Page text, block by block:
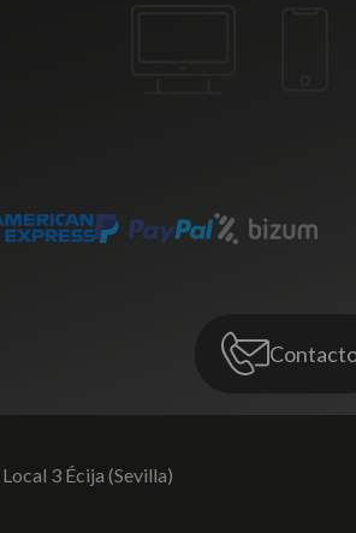
Local 3 Écija (Sevilla)